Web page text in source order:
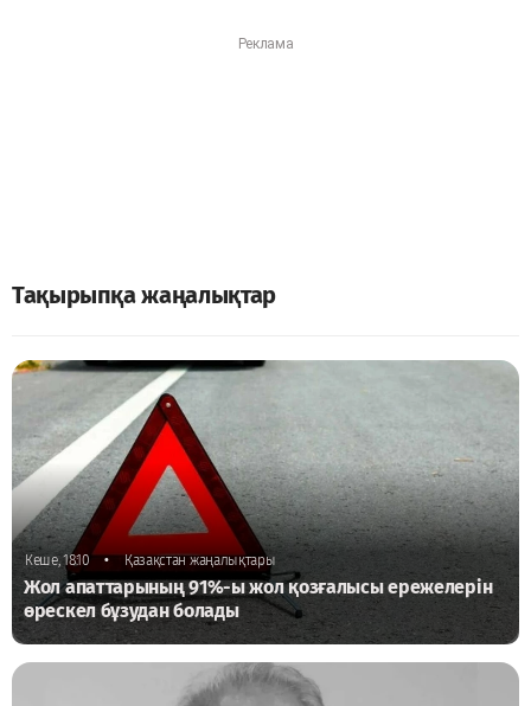
Тақырыпқа жаңалықтар
Кеше, 18:10 • Қазақстан жаңалықтары
Жол апаттарының 91%-ы жол қозғалысы ережелерін
өрескел бұзудан болады